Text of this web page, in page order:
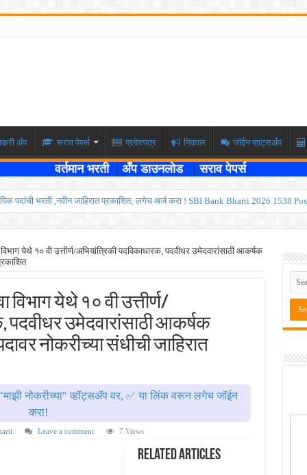
अँप सराव पेपर्स प्रवेशपत्र निकाल जॉईन व्हाट्सअँप
वर्तमान भरती | अँप डाउनलोड |सराव पेपर्स
पदांची भरती ,नवीन जाहिरात प्रकाशित; लगेच अर्ज करा ! SBI Bank Bharti 2026 1538
पदवीधरांसाठी नोकरीची संधी ! ISRO Bharti 2026
बँकेत २८९ शिपाई पदांची भरती सुरु; पात्रता १२वी पास ! त्वरित अर्ज करा ! PDCC Bank
दोन टप्प्यामध्ये होणार ; केंद्र सरकारचे सर्वोच्च न्यायालयात प्रतिज्ञापत्र सादर ! Like the
मुदतवाढ ; १० ऑगस्ट २०२६ अंतिम तारीख ! MPSC Bharti 2026
पुन्हा थांबली ; शिक्षकांना धाकधूक ! Teacher Bharti 2026
; बँकेत काम करण्याची सुवर्ण संधी ! IBPS Bharti 2026
प्राध्यापक पदांची भरती सुरु ! Nagpur University Bharti 2026
येथे १० वी उत्तीर्ण/अभियांत्रिकी पदविकाधारक, पदवीधर उमेदवारांसाठी आकर्षक
विभाग येथे १० वी उत्तीर्ण/
पदवीधर उमेदवारांसाठी आकर्षक
नोकरीच्या संधीची जाहिरात
नोकरीच्या" व्हॉट्सॲप वर, ✅ या लिंक वरून लगेच जॉईन
करा!
Leave a comment 7 Views
Related Articles